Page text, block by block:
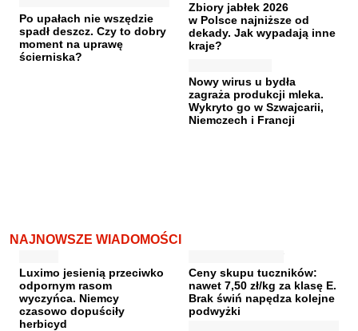
Po upałach nie wszędzie
spadł deszcz. Czy to dobry
moment na uprawę
ścierniska?
Zbiory jabłek 2026
w Polsce najniższe od
dekady. Jak wypadają inne
kraje?
Nowy wirus u bydła
zagraża produkcji mleka.
Wykryto go w Szwajcarii,
Niemczech i Francji
NAJNOWSZE WIADOMOŚCI
Luximo jesienią przeciwko
odpornym rasom
wyczyńca. Niemcy
czasowo dopuściły
herbicyd
Ceny skupu tuczników:
nawet 7,50 zł/kg za klasę E.
Brak świń napędza kolejne
podwyżki